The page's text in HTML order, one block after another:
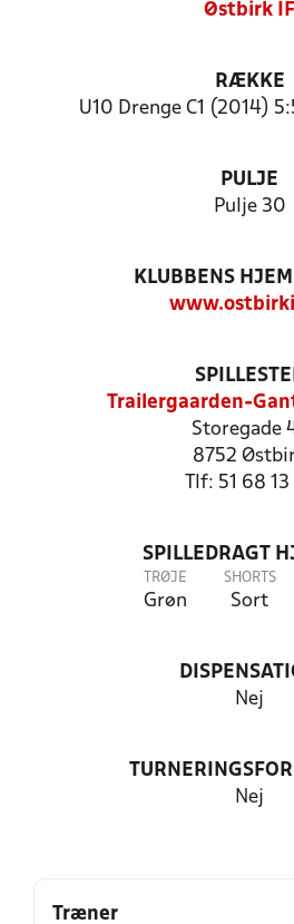
Østbirk IF
RÆKKE
U10 Drenge C1 (2014)
PULJE
Pulje 30
KLUBBENS
Trailergaarden-
Storegade
8752
Tlf: 51 68 13
SPILLEDRAGT
TRØJE
Grøn
SHORTS
Sort
Nej
Nej
Træner